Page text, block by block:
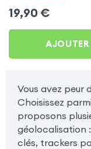
19,90 €
AJOUTER
Vous avez peur
Choisissez
proposons
géolocalisation
clés, trackers